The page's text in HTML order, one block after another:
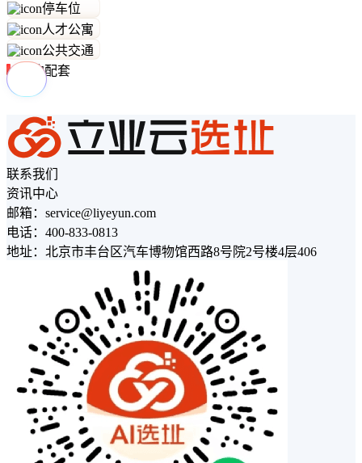
停车位
人才公寓
公共交通
周边配套
联系我们
资讯中心
邮箱：service@liyeyun.com
电话：400-833-0813
地址：北京市丰台区汽车博物馆西路8号院2号楼4层406